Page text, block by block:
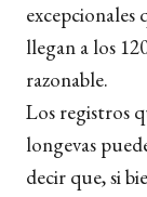
excepcionales
llegan a los
razonable.
Los registros
longevas
decir que, si